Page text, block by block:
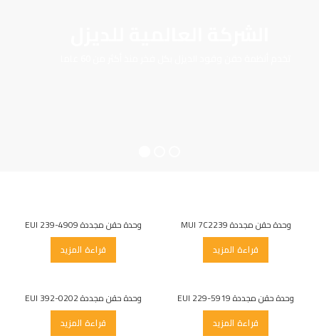
وحدة حقن مجددة MUI 7C2239
قراءة المزيد
وحدة حقن مجددة EUI 239-4909
قراءة المزيد
وحدة حقن مجددة EUI 229-5919
قراءة المزيد
وحدة حقن مجددة EUI 392-0202
قراءة المزيد